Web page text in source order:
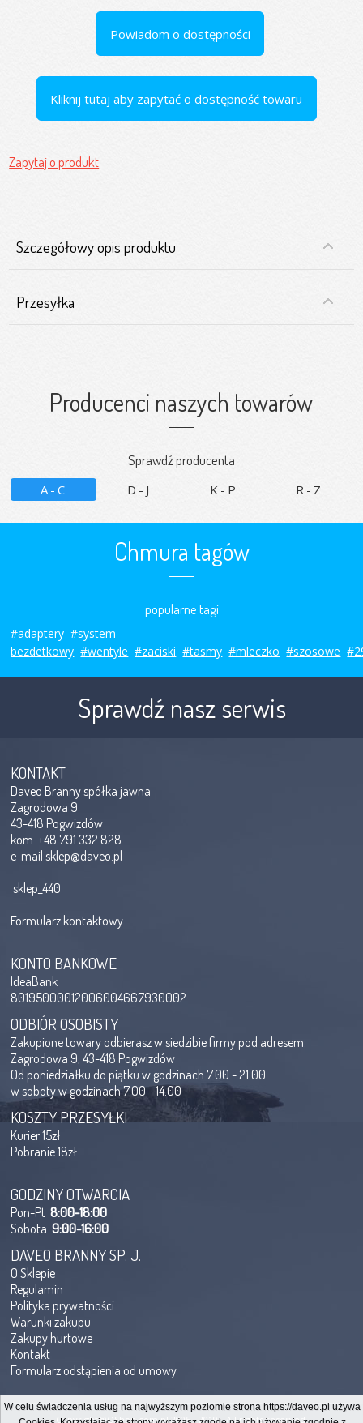
Powiadom o dostępności
Kliknij tutaj aby zapytać o dostępność towaru
Zapytaj o produkt
Szczegółowy opis produktu
Przesyłka
Producenci naszych towarów
Sprawdź producenta
A-C D-J K-P R-Z
Chmura tagów
popularne tagi
#adaptery #system-
bezdetkowy #wentyle #zaciski #tasmy #mleczko #szosowe
Sprawdź nasz serwis
KONTAKT
Daveo Branny spółka jawna
Zagrodowa 9
43-418 Pogwizdów
kom. +48 791 332 828
e-mailsklep@daveo.pl
sklep_440
Formularz kontaktowy
KONTO BANKOWE
IdeaBank
80195000012006004667930002
ODBIÓR OSOBISTY
Zakupione towary odbierasz w siedzibie firmy pod adresem:
Zagrodowa 9, 43-418 Pogwizdów
Od poniedziałku do piątku w godzinach 7.00 - 21.00
w soboty w godzinach 7.00 - 14.00
KOSZTY PRZESYŁKI
Kurier 15zł
Pobranie 18zł
GODZINY OTWARCIA
Pon-Pt8:00-18:00
Sobota9:00-16:00
DAVEO BRANNY SP. J.
O Sklepie
Regulamin
Polityka prywatności
Warunki zakupu
Zakupy hurtowe
Kontakt
Formularz odstąpienia od umowy
Copyright@QShop.com.pl 2005 - 2019 - All rights reserved.
W celu świadczenia usług na najwyższym poziomie strona https://daveo.pl używa